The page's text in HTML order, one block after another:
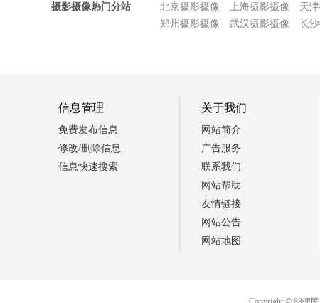
摄影摄像热门分站 北京摄影摄像 上海摄影摄像 天
郑州摄影摄像
武汉摄影摄像 长
信息管理
免费发布信息
修改/删除信息
信息快速搜索
关于我们
网站简介
广告服务
联系我们
网站帮助
友情链接
网站公告
网站地图